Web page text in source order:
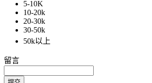
5-10K
10-20k
20-30k
30-50k
50k以上
留言